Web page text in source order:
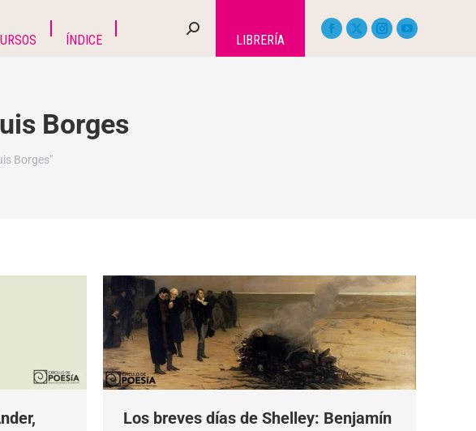
ÍNDICE LIBRERÍA
Borges
Borges"
Los breves días de Shelley: Benjamín